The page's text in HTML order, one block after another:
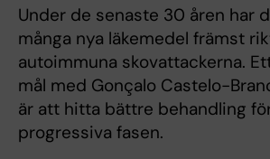
Under de senaste 30 åren har
många nya läkemedel främst
autoimmuna skovattackerna.
mål med Gonçalo Castelo-
är att hitta bättre behandling
progressiva fasen.